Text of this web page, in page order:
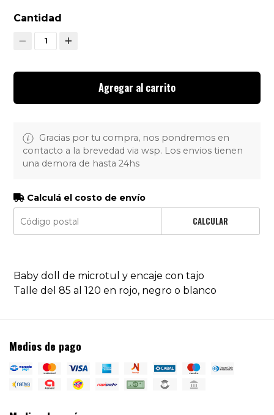
Cantidad
1
Agregar al carrito
Gracias por tu compra, nos pondremos en
contacto a la brevedad via wsp. Los envios tienen
una demora de hasta 24hs
Calculá el costo de envío
CALCULAR
Baby doll de microtul y encaje con tajo
Talle del 85 al 120 en rojo, negro o blanco
Medios de pago